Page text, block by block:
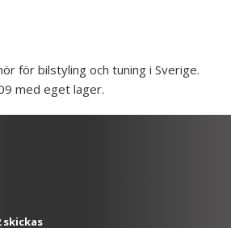
för bilstyling och tuning i Sverige.
med eget lager.
skickas